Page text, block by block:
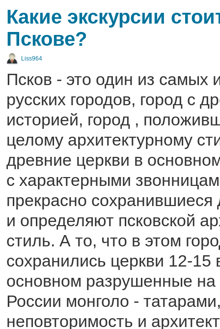
Какие экскурсии
Пскове?
Liss964
Псков - это один из самых
русских городов, город с
историей, город ,
целому архитектурному
древние церкви в
с характерными
прекрасно
и определяют псковской
стиль. А то, что в этом
сохранились церкви 12-15
основном разрушенные на
России монголо -
неповторимость и